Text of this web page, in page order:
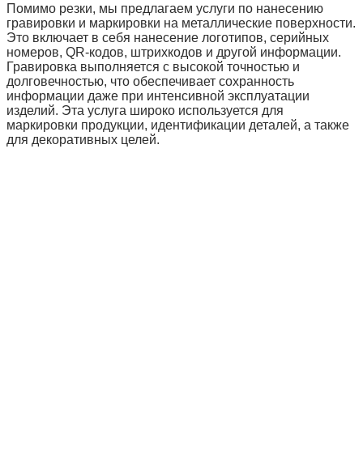
Помимо резки, мы предлагаем услуги по нанесению
гравировки и маркировки на металлические поверхности.
Это включает в себя нанесение логотипов, серийных
номеров, QR-кодов, штрихкодов и другой информации.
Гравировка выполняется с высокой точностью и
долговечностью, что обеспечивает сохранность
информации даже при интенсивной эксплуатации
изделий. Эта услуга широко используется для
маркировки продукции, идентификации деталей, а также
для декоративных целей.